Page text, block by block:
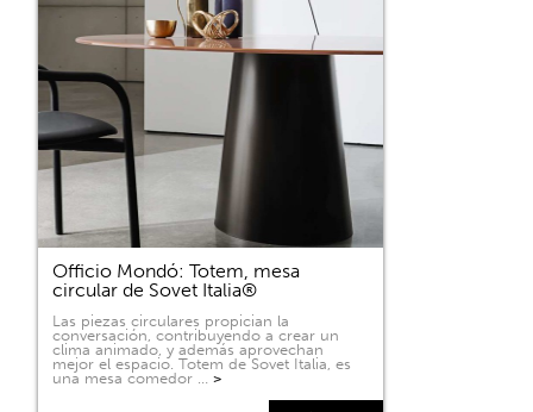
Officio Mondó: Totem, mesa
circular de Sovet Italia®
Las piezas circulares propician la
conversación, contribuyendo a crear un
clima animado, y además aprovechan
mejor el espacio. Totem de Sovet Italia, es
una mesa comedor … >